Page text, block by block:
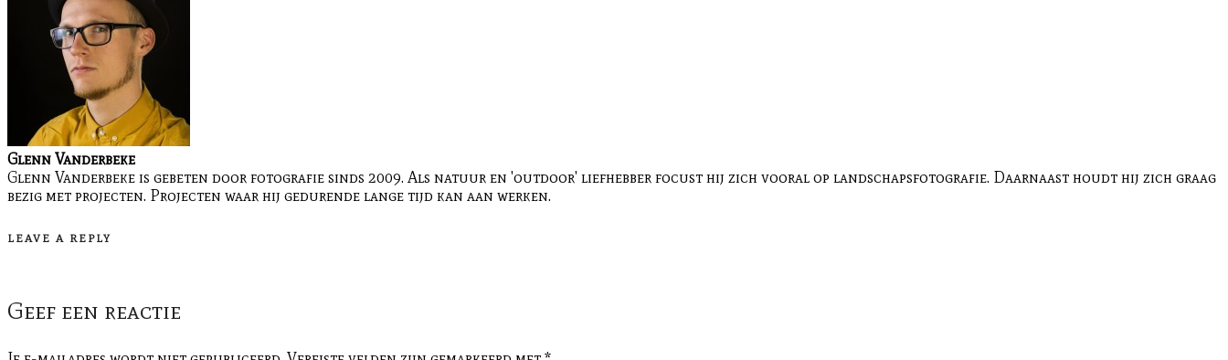
Glenn Vanderbeke
Glenn Vanderbeke is gebeten door fotografie sinds 2009. Als natuur en 'outdoor' liefhebber focust hij zich vooral op landschapsfotografie. Daarnaast houdt hij zich graag
bezig met projecten. Projecten waar hij gedurende lange tijd kan aan werken.
LEAVE A REPLY
Geef een reactie